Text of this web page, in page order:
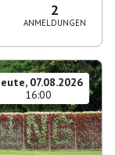
2
ANMELDUNGEN
07.08.2026
16:00